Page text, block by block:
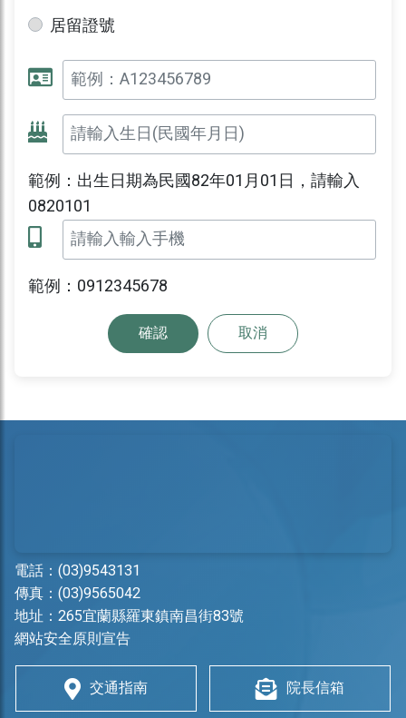
居留證號
範例：出生日期為民國82年01月01日，請輸入
0820101
範例：0912345678
確認 取消
電話： (03)9543131
傳真：(03)9565042
地址： 265宜蘭縣羅東鎮南昌街83號
網站安全原則宣告
交通指南 院長信箱